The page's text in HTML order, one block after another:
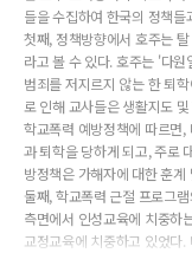
들을 수집하여 한국의 정책
첫째, 정책방향에서 호주는
라고 볼 수 있다. 호주는 '다
범죄를 저지르지 않는 한 퇴
로 인해 교사들은 생활지도
학교폭력 예방정책에 따르면
과 퇴학을 당하게 되고, 주로
방정책은 가해자에 대한 훈
둘째, 학교폭력 근절 프로그
측면에서 인성교육에 치중하
교정교육에 치중하고 있었다